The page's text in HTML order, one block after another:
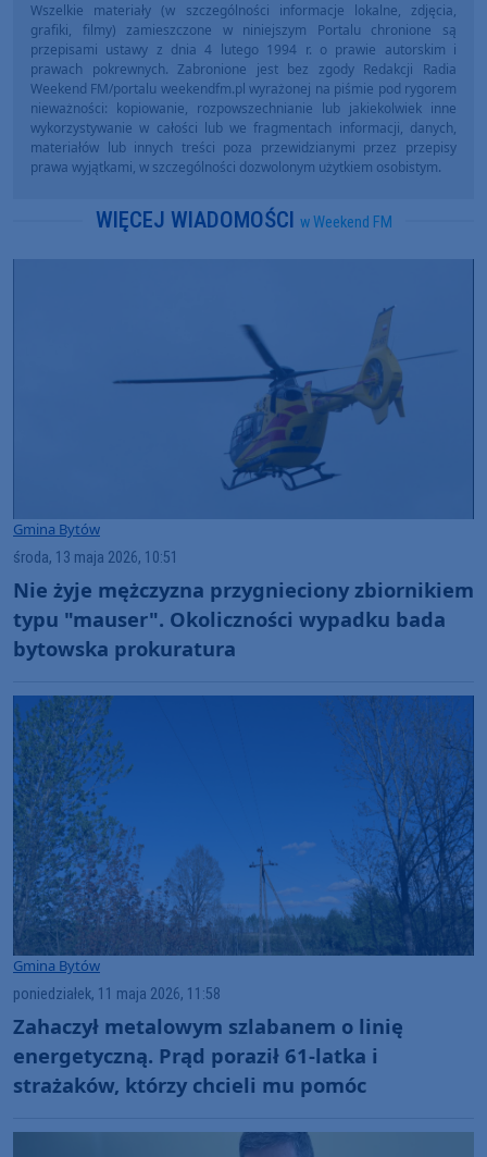
Wszelkie materiały (w szczególności informacje lokalne, zdjęcia,
grafiki, filmy) zamieszczone w niniejszym Portalu chronione są
przepisami ustawy z dnia 4 lutego 1994 r. o prawie autorskim i
prawach pokrewnych. Zabronione jest bez zgody Redakcji Radia
Weekend FM/portalu weekendfm.pl wyrażonej na piśmie pod rygorem
nieważności: kopiowanie, rozpowszechnianie lub jakiekolwiek inne
wykorzystywanie w całości lub we fragmentach informacji, danych,
materiałów lub innych treści poza przewidzianymi przez przepisy
prawa wyjątkami, w szczególności dozwolonym użytkiem osobistym.
WIĘCEJ WIADOMOŚCI w Weekend FM
Gmina Bytów
środa, 13 maja 2026, 10:51
Nie żyje mężczyzna przygnieciony zbiornikiem
typu "mauser". Okoliczności wypadku bada
bytowska prokuratura
Gmina Bytów
poniedziałek, 11 maja 2026, 11:58
Zahaczył metalowym szlabanem o linię
energetyczną. Prąd poraził 61-latka i
strażaków, którzy chcieli mu pomóc